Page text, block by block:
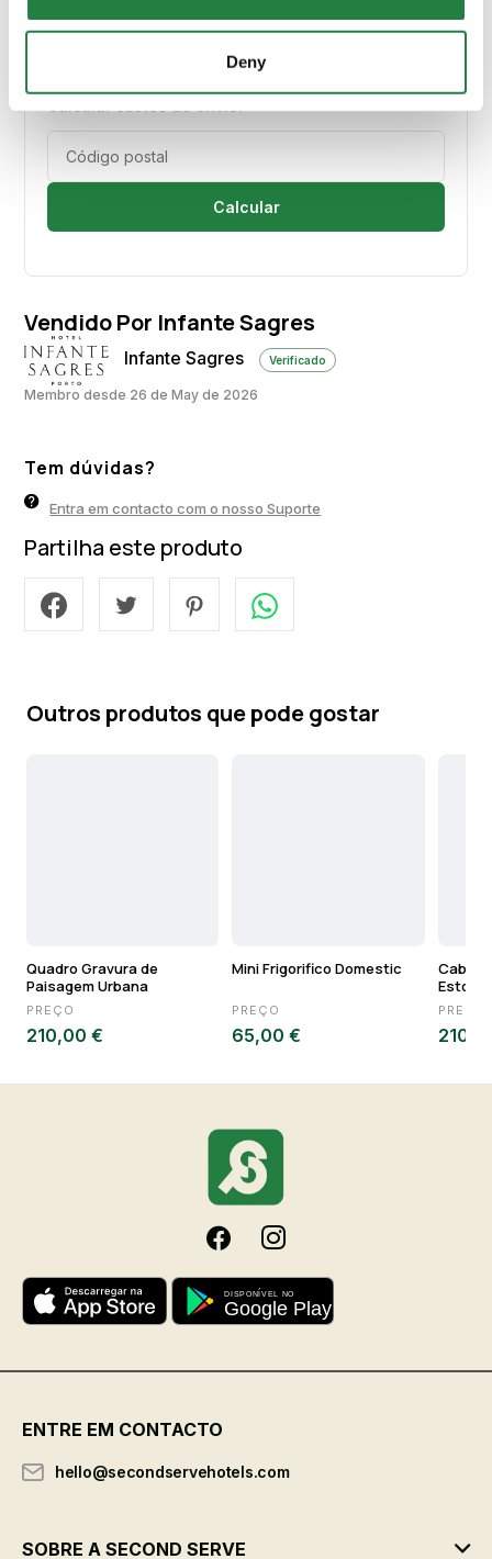
Deny
Envio e Entrega
Calcular
Vendido Por Infante Sagres
Infante Sagres Verificado
Membro desde 26 de May de 2026
Tem dúvidas?
Entra em contacto com o nosso Suporte
Partilha este produto
Outros produtos que pode gostar
Quadro Gravura de
Paisagem Urbana
PREÇO
210,00 €
Mini Frigorifico Domestic
PREÇO
65,00 €
PREÇO
ENTRE EM CONTACTO
hello@secondservehotels.com
SOBRE A SECOND SERVE